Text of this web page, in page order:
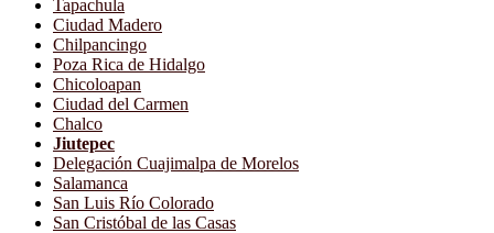
Tapachula
Ciudad Madero
Chilpancingo
Poza Rica de Hidalgo
Chicoloapan
Ciudad del Carmen
Chalco
Jiutepec
Delegación Cuajimalpa de Morelos
Salamanca
San Luis Río Colorado
San Cristóbal de las Casas